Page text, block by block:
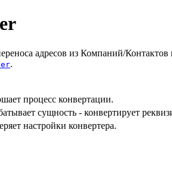
адресов из Компаний/
.
процесс конвертации.
сущность - конвертирует
настройки конвертера.